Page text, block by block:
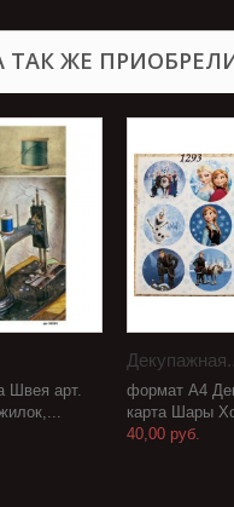
ТАК ЖЕ
Швея арт.
формат А4
карта Шары
40,00 руб.